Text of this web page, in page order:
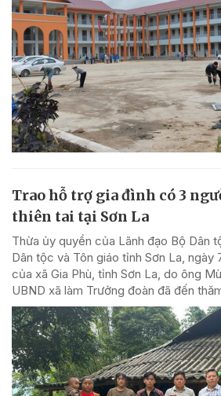
Trao hỗ trợ gia đình có 3
thiên tai tại Sơn La
Thừa ủy quyền của Lãnh đạo Bộ Dân
Dân tộc và Tôn giáo tỉnh Sơn La,
của xã Gia Phù, tỉnh Sơn La, do ông
UBND xã làm Trưởng đoàn đã đến